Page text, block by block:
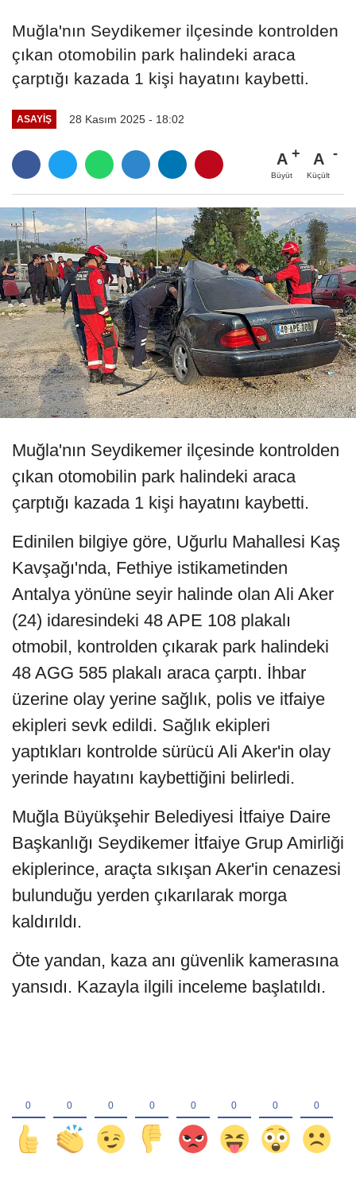
Muğla'nın Seydikemer ilçesinde kontrolden
çıkan otomobilin park halindeki araca
çarptığı kazada 1 kişi hayatını kaybetti.
ASAYIŞ 28 Kasım 2025 - 18:02
A
Büyüt
A
Küçült
Muğla'nın Seydikemer ilçesinde kontrolden
çıkan otomobilin park halindeki araca
çarptığı kazada 1 kişi hayatını kaybetti.
Edinilen bilgiye göre, Uğurlu Mahallesi Kaş
Kavşağı'nda, Fethiye istikametinden
Antalya yönüne seyir halinde olan Ali Aker
(24) idaresindeki 48 APE 108 plakalı
otmobil, kontrolden çıkarak park halindeki
48 AGG 585 plakalı araca çarptı. İhbar
üzerine olay yerine sağlık, polis ve itfaiye
ekipleri sevk edildi. Sağlık ekipleri
yaptıkları kontrolde sürücü Ali Aker'in olay
yerinde hayatını kaybettiğini belirledi.
Muğla Büyükşehir Belediyesi İtfaiye Daire
Başkanlığı Seydikemer İtfaiye Grup Amirliği
ekiplerince, araçta sıkışan Aker'in cenazesi
bulunduğu yerden çıkarılarak morga
kaldırıldı.
Öte yandan, kaza anı güvenlik kamerasına
yansıdı. Kazayla ilgili inceleme başlatıldı.